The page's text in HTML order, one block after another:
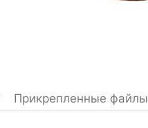
Прикрепленные файлы